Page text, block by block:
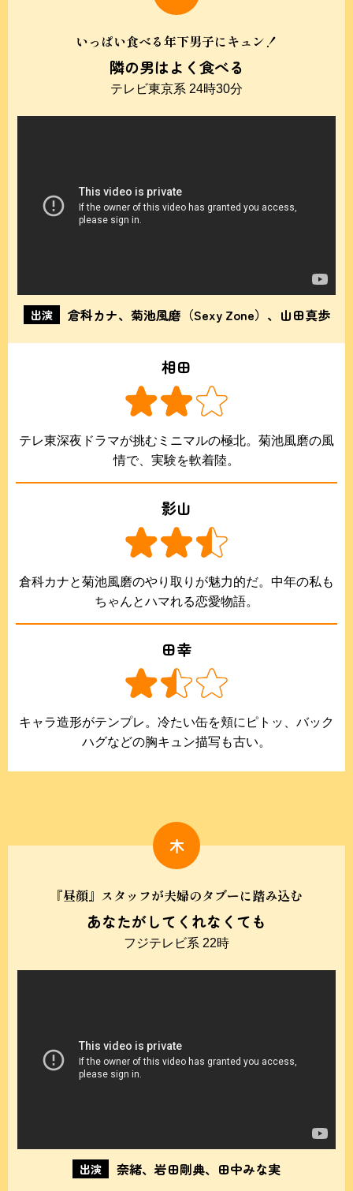
いっぱい食べる年下男子にキュン！
隣の男はよく食べる
テレビ東京系 24時30分
出演 倉科カナ、菊池風磨（Sexy Zone）、山田真歩
相田
テレ東深夜ドラマが挑むミニマルの極北。菊池風磨の風
情で、実験を軟着陸。
影山
倉科カナと菊池風磨のやり取りが魅力的だ。中年の私も
ちゃんとハマれる恋愛物語。
田幸
キャラ造形がテンプレ。冷たい缶を頬にピトッ、バック
ハグなどの胸キュン描写も古い。
木
『昼顔』スタッフが夫婦のタブーに踏み込む
あなたがしてくれなくても
フジテレビ系 22時
出演 奈緒、岩田剛典、田中みな実